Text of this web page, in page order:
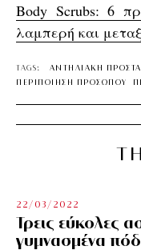
Body Scrubs: 6
λαμπερή και
TAGS: ΑΝΤΗΛΙΑΚΗ
ΠΕΡΙΠΟΙΗΣΗ ΠΡΟΣΩΠΟΥ
22/03/2022
Τρεις εύκολες
γυμνασμένα